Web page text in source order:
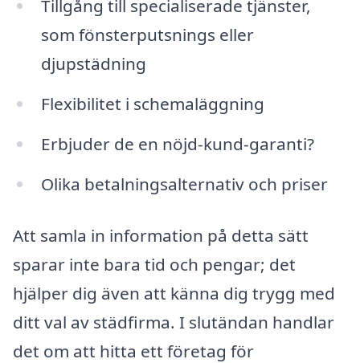
Tillgång till specialiserade tjänster,
som fönsterputsnings eller
djupstädning
Flexibilitet i schemaläggning
Erbjuder de en nöjd-kund-garanti?
Olika betalningsalternativ och priser
Att samla in information på detta sätt
sparar inte bara tid och pengar; det
hjälper dig även att känna dig trygg med
ditt val av städfirma. I slutändan handlar
det om att hitta ett företag för